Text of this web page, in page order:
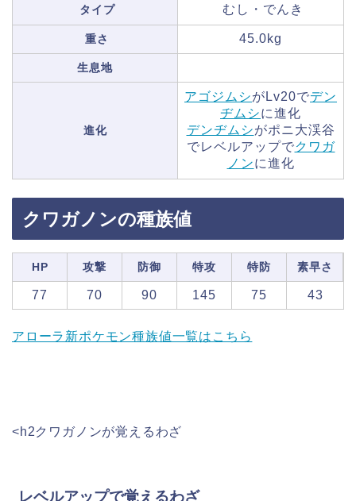
タイプ むし・でんき
重さ 45.0kg
生息地
進化
アゴジムシがLv20でデン
ヂムシに進化
デンヂムシがポニ大渓谷
でレベルアップでクワガ
ノンに進化
クワガノンの種族値
HP 攻撃 防御 特攻 特防 素早さ
77 70 90 145 75 43
アローラ新ポケモン種族値一覧はこちら
<h2クワガノンが覚えるわざ
レベルアップで覚えるわざ